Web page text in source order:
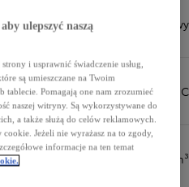
4 cylindry, układ rzędowy
16-zaworowy DOHC
1987 cm³
ulepszyć naszą
i usprawnić świadczenie usług,
są umieszczane na Twoim
Pomagają one nam zrozumieć
naszej witryny. Są wykorzystywane do
a także służą do celów reklamowych.
Jeżeli nie wyrażasz na to zgody,
informacje na ten temat